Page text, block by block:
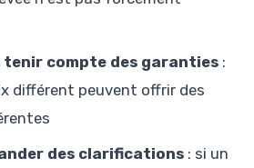
tenir compte des garanties :
différent peuvent offrir des
des clarifications : si un